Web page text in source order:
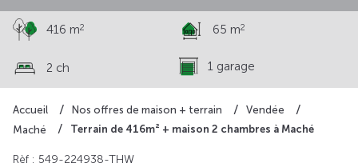
Accueil Nos offres de maison + terrain
Vendée
Maché
Terrain de 416m² + maison 2 chambres à Maché
416 m2 65 m2
2 ch 1 garage
Rèf : 549-224938-THW